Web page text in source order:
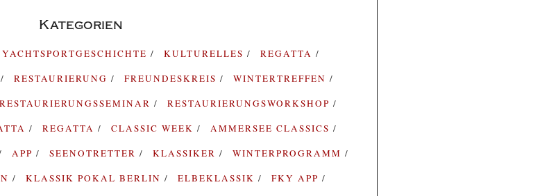
Kategorien
YACHTSPORTGESCHICHTE KULTURELLES
REGATTA
RESTAURIERUNG FREUNDESKREIS
WINTERTREFFEN
RESTAURIERUNGSSEMINAR
RESTAURIERUNGSWORKSHOP
REGATTA CLASSIC WEEK
AMMERSEE CLASSICS
APP SEENOTRETTER KLASSIKER
WINTERPROGRAMM
KLASSIK POKAL BERLIN ELBEKLASSIK
FKY APP